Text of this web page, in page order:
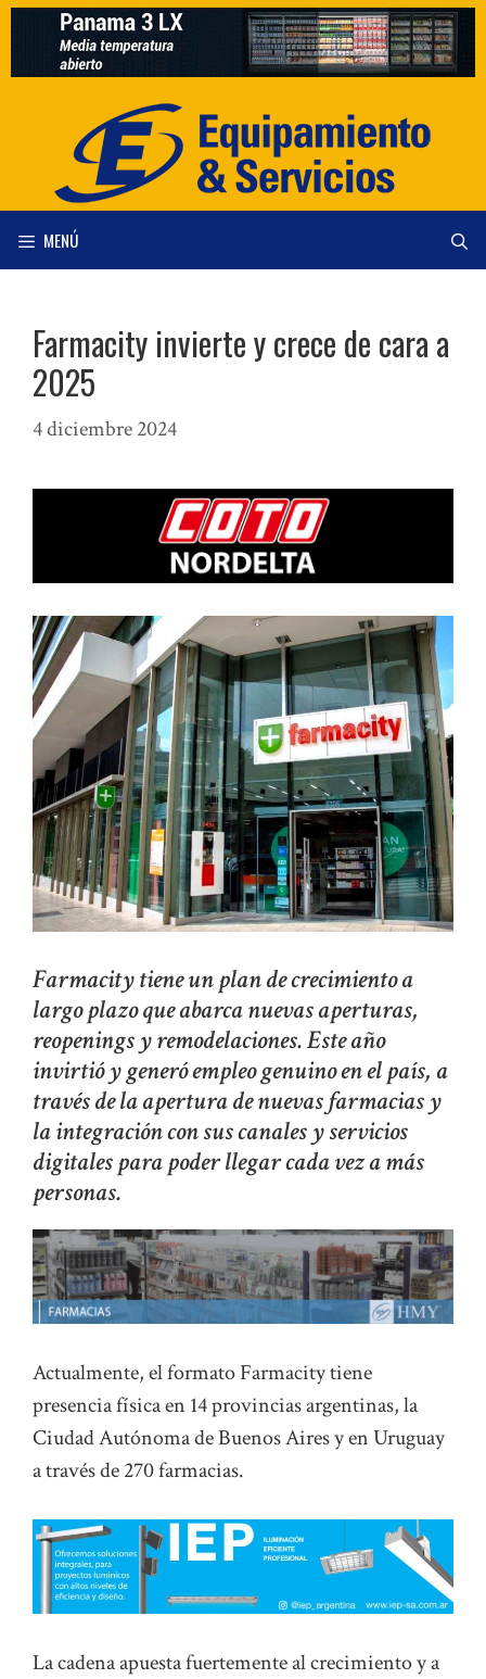
Saltar
contenido
MENÚ
Farmacity invierte y crece de cara a
2025
4 diciembre 2024
Farmacity tiene un plan de crecimiento a
largo plazo que abarca nuevas aperturas,
reopenings y remodelaciones. Este año
invirtió y generó empleo genuino en el país, a
través de la apertura de nuevas farmacias y
la integración con sus canales y servicios
digitales para poder llegar cada vez a más
personas.
Actualmente, el formato Farmacity tiene
presencia física en 14 provincias argentinas, la
Ciudad Autónoma de Buenos Aires y en Uruguay
a través de 270 farmacias.
La cadena apuesta fuertemente al crecimiento y a